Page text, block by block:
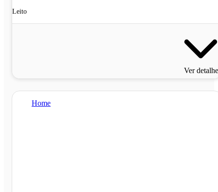
Leito
Ver
Home